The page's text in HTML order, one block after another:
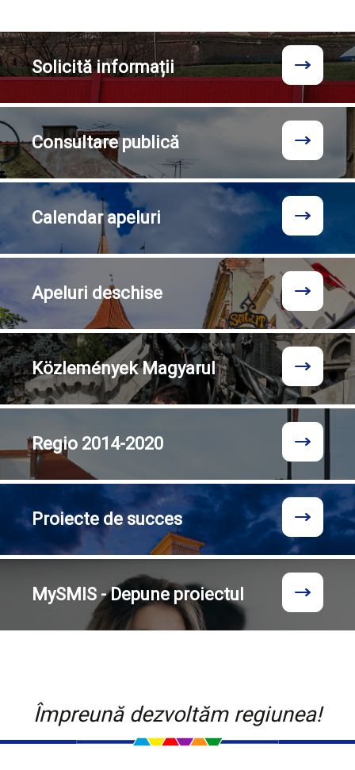
Solicităinformații
Consultarepublică
Calendarapeluri
Apeluri deschise
KözleményekMagyarul
Regio 2014-2020
Proiecte de succes
MySMIS - Depune proiectul
Împreună dezvoltăm regiunea!